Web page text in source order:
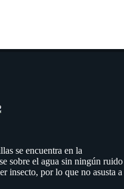
se encuentra en la
sobre el agua sin ningún ruido
insecto, por lo que no asusta a